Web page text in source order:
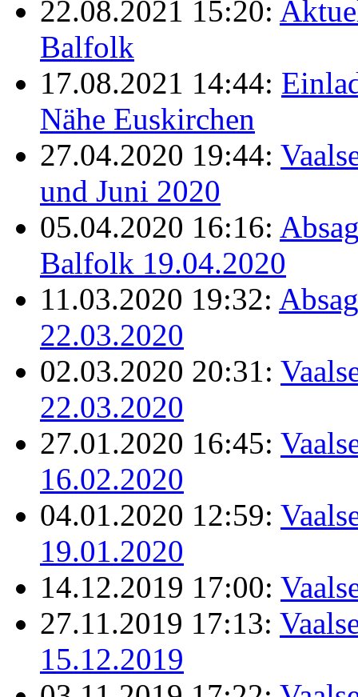
22.08.2021 15:20:
Balfolk
17.08.2021 14:44:
Nähe Euskirchen
27.04.2020 19:44:
und Juni 2020
05.04.2020 16:16:
Balfolk 19.04.2020
11.03.2020 19:32:
22.03.2020
02.03.2020 20:31:
22.03.2020
27.01.2020 16:45:
16.02.2020
04.01.2020 12:59:
19.01.2020
14.12.2019 17:00:
27.11.2019 17:13:
15.12.2019